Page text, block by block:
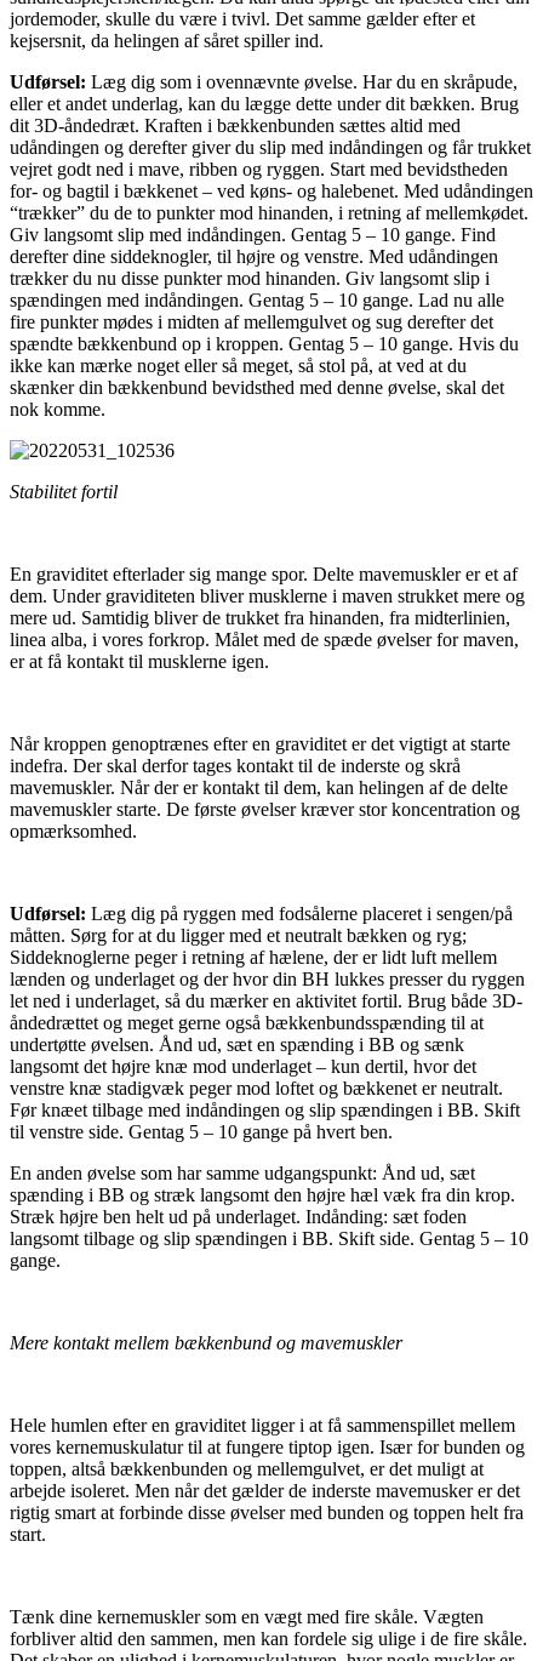
jordemoder, skulle du være i tvivl. Det samme gælder efter et
kejsersnit, da helingen af såret spiller ind.
Udførsel: Læg dig som i ovennævnte øvelse. Har du en skråpude,
eller et andet underlag, kan du lægge dette under dit bækken. Brug
dit 3D-åndedræt. Kraften i bækkenbunden sættes altid med
udåndingen og derefter giver du slip med indåndingen og får trukket
vejret godt ned i mave, ribben og ryggen. Start med bevidstheden
for- og bagtil i bækkenet – ved køns- og halebenet. Med udåndingen
“trækker” du de to punkter mod hinanden, i retning af mellemkødet.
Giv langsomt slip med indåndingen. Gentag 5 – 10 gange. Find
derefter dine siddeknogler, til højre og venstre. Med udåndingen
trækker du nu disse punkter mod hinanden. Giv langsomt slip i
spændingen med indåndingen. Gentag 5 – 10 gange. Lad nu alle
fire punkter mødes i midten af mellemgulvet og sug derefter det
spændte bækkenbund op i kroppen. Gentag 5 – 10 gange. Hvis du
ikke kan mærke noget eller så meget, så stol på, at ved at du
skænker din bækkenbund bevidsthed med denne øvelse, skal det
nok komme.
Stabilitet fortil
En graviditet efterlader sig mange spor. Delte mavemuskler er et af
dem. Under graviditeten bliver musklerne i maven strukket mere og
mere ud. Samtidig bliver de trukket fra hinanden, fra midterlinien,
linea alba, i vores forkrop. Målet med de spæde øvelser for maven,
er at få kontakt til musklerne igen.
Når kroppen genoptrænes efter en graviditet er det vigtigt at starte
indefra. Der skal derfor tages kontakt til de inderste og skrå
mavemuskler. Når der er kontakt til dem, kan helingen af de delte
mavemuskler starte. De første øvelser kræver stor koncentration og
opmærksomhed.
Udførsel: Læg dig på ryggen med fodsålerne placeret i sengen/på
måtten. Sørg for at du ligger med et neutralt bækken og ryg;
Siddeknoglerne peger i retning af hælene, der er lidt luft mellem
lænden og underlaget og der hvor din BH lukkes presser du ryggen
let ned i underlaget, så du mærker en aktivitet fortil. Brug både 3D-
åndedrættet og meget gerne også bækkenbundsspænding til at
undertøtte øvelsen. Ånd ud, sæt en spænding i BB og sænk
langsomt det højre knæ mod underlaget – kun dertil, hvor det
venstre knæ stadigvæk peger mod loftet og bækkenet er neutralt.
Før knæet tilbage med indåndingen og slip spændingen i BB. Skift
til venstre side. Gentag 5 – 10 gange på hvert ben.
En anden øvelse som har samme udgangspunkt: Ånd ud, sæt
spænding i BB og stræk langsomt den højre hæl væk fra din krop.
Stræk højre ben helt ud på underlaget. Indånding: sæt foden
langsomt tilbage og slip spændingen i BB. Skift side. Gentag 5 – 10
gange.
Mere kontakt mellem bækkenbund og mavemuskler
Hele humlen efter en graviditet ligger i at få sammenspillet mellem
vores kernemuskulatur til at fungere tiptop igen. Især for bunden og
toppen, altså bækkenbunden og mellemgulvet, er det muligt at
arbejde isoleret. Men når det gælder de inderste mavemusker er det
rigtig smart at forbinde disse øvelser med bunden og toppen helt fra
start.
Tænk dine kernemuskler som en vægt med fire skåle. Vægten
forbliver altid den sammen, men kan fordele sig ulige i de fire skåle.